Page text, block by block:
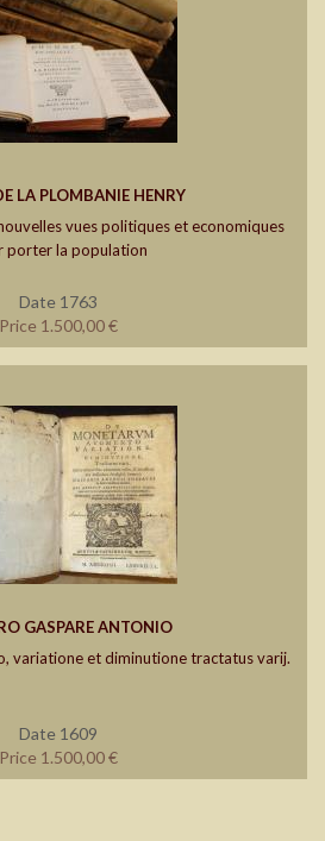
LA PLOMBANIE HENRY
vues politiques et economiques
porter la population
Date 1763
Price 1.500,00 €
GASPARE ANTONIO
variatione et diminutione tractatus varij.
Date 1609
Price 1.500,00 €